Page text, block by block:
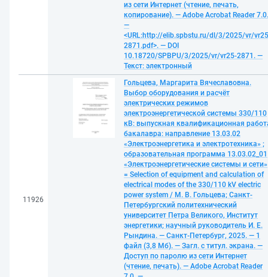
из сети Интернет (чтение, печать,
копирование). — Adobe Acrobat Reader 7.0.
—
<URL:http://elib.spbstu.ru/dl/3/2025/vr/
2871.pdf>. — DOI
10.18720/SPBPU/3/2025/vr/vr25-2871. —
Текст: электронный
11926
Гольцева, Маргарита Вячеславовна.
Выбор оборудования и расчёт
электрических режимов
электроэнергетической системы 330/110
кВ: выпускная квалификационная
бакалавра: направление 13.03.02
«Электроэнергетика и электротехника» ;
образовательная программа 13.03.02_01
«Электроэнергетические системы и сети»
= Selection of equipment and calculation of
electrical modes of the 330/110 kV electric
power system / М. В. Гольцева; Санкт-
Петербургский политехнический
университет Петра Великого, Институт
энергетики; научный руководитель И. Е.
Рындина. — Санкт-Петербург, 2025. — 1
файл (3,8 Мб). — Загл. с титул. экрана. —
Доступ по паролю из сети Интернет
(чтение, печать). — Adobe Acrobat Reader